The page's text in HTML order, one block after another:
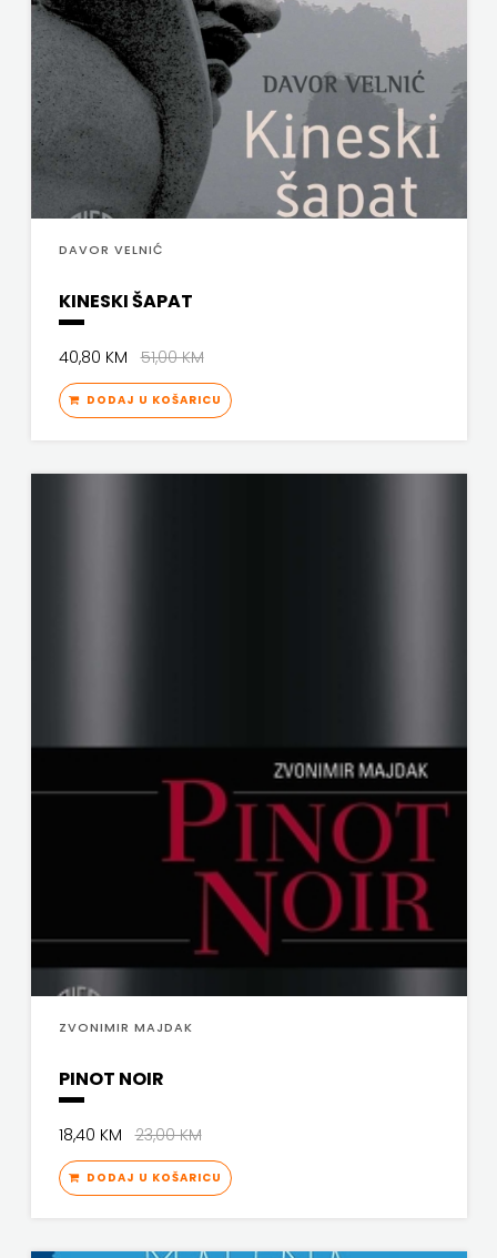
j.d.o.o.
SONJA
ŠKOBIĆ
STEP
STEP
STILUS
ŠARENI
ŠKOLSKA
UDRUGA
GLUTEN
FREE
HNŽ
V.B.Z.
DAVOR VELNIĆ
KINESKI ŠAPAT
40,80 KM51,00 KM
DODAJ U KOŠARICU
ZVONIMIR MAJDAK
PINOT NOIR
18,40 KM23,00 KM
DODAJ U KOŠARICU